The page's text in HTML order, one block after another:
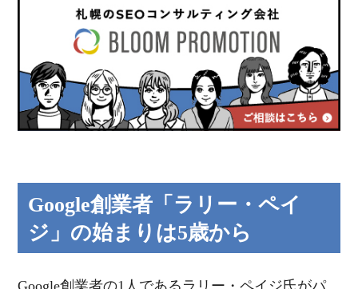
Google創業者「ラリー・ペイ
ジ」の始まりは5歳から
Google創業者の1人であるラリー・ペイジ氏がパ